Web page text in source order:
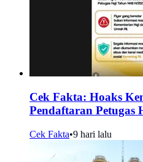
Cek Fakta: Hoaks
Pendaftaran Petugas
Cek Fakta•9 hari lalu